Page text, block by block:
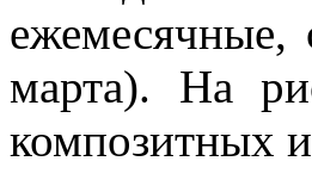
марта). На
композитных